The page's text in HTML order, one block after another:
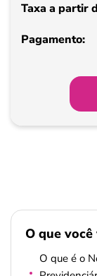
Pagamento
O que
O que é o